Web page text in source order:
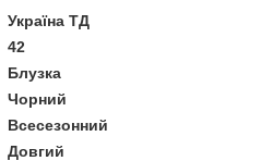
Україна ТД
42
Блузка
Чорний
Всесезонний
Довгий